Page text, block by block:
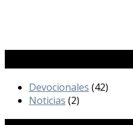
Devocionales (42)
Noticias (2)